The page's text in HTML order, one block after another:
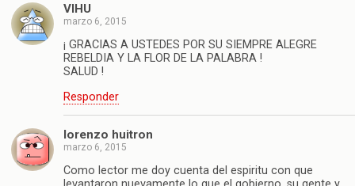
VIHU
marzo 6, 2015
¡ GRACIAS A USTEDES POR SU SIEMPRE ALEGRE
REBELDIA Y LA FLOR DE LA PALABRA !
SALUD !
Responder
lorenzo huitron
marzo 6, 2015
Como lector me doy cuenta del espiritu con que